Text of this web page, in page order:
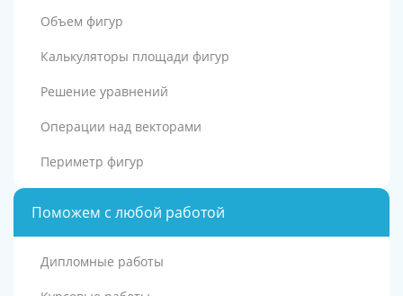
Объем фигур
Калькуляторы площади фигур
Решение уравнений
Операции над векторами
Периметр фигур
Поможем с любой работой
Дипломные работы